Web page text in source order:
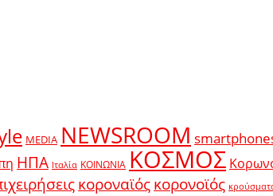
MEDIA NEWSROOM
ΗΠΑ Ιταλία ΚΟΙΝΩΝΙΑ ΚΟΣΜΟΣ
κοροναϊόςκορονοϊός